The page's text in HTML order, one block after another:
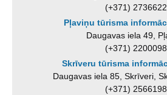
(+371)
Pļaviņu tūrisma
Daugavas iela 49,
(+371)
Skrīveru tūrisma
Daugavas iela 85, Skrīveri,
(+371)